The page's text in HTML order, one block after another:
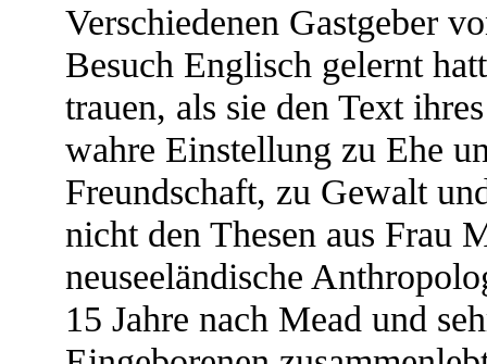
Verschiedenen Gastgeber
Besuch Englisch gelernt
trauen, als sie den Text
wahre Einstellung zu Ehe
Freundschaft, zu Gewalt
nicht den Thesen aus Frau
neuseeländische
15 Jahre nach Mead und